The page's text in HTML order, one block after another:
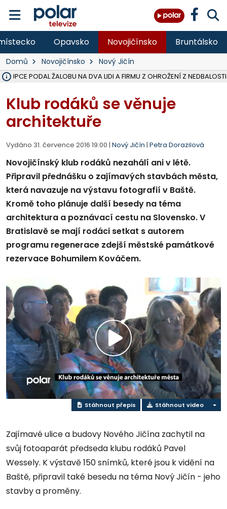
Opavsko Novojičínsko Bruntálsko
Domů Novojičínsko Nový Jičín
PODAL ŽALOBU NA DVA LIDI A FIRMU Z OHROŽENÍ Z NEDBALOSTI
Klub rodáků se věnuje
architektuře
Vydáno 31. července 2016 19:00 | Nový Jičín | Petra Dorazilová
Novojičínský klub rodáků nezahálí ani v létě.
Připravil přednášku o zajímavých stavbách města,
která navazuje na výstavu fotografií v Baště.
Kromě toho plánuje další besedy na téma
architektura a poznávací cestu na Slovensko. V
Bratislavě se mají rodáci setkat s autorem
programu regenerace zdejší městské památkové
rezervace Bohumilem Kováčem.
Přehrát
video
Stáhnout přepis Stáhnout video
Zajímavé ulice a budovy Nového Jičína zachytil na
svůj fotoaparát předseda klubu rodáků Pavel
Wessely. K výstavě 150 snímků, které jsou k vidění na
Baště, připravil také besedu na téma Nový Jičín - jeho
stavby a proměny.